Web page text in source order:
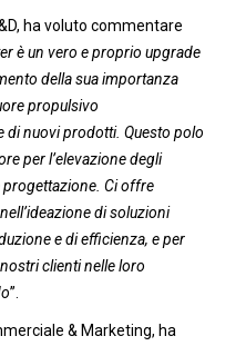
ha voluto commentare
è un vero e proprio upgrade
della sua importanza
propulsivo
di nuovi prodotti. Questo polo
per l’elevazione degli
progettazione. Ci offre
di soluzioni
e di efficienza, e per
clienti nelle loro
’’.
& Marketing, ha